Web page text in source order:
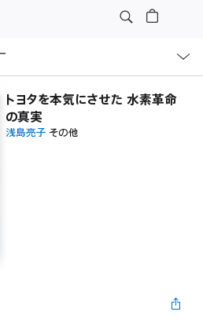
トヨタを本気にさせた 水素革命
の真実
浅島亮子 その他